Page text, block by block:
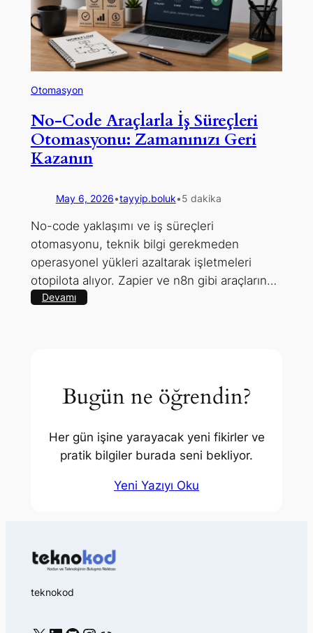
Yeni
Nesil
Verimlilik
Rehberi
Otomasyon
No-Code Araçlarla İş Süreçleri
Otomasyonu: Zamanınızı Geri
Kazanın
May 6, 2026•tayyip.boluk•5 dakika
No-code yaklaşımı ve iş süreçleri
otomasyonu, teknik bilgi gerekmeden
operasyonel yükleri azaltarak işletmeleri
otopilota alıyor. Zapier ve n8n gibi araçların…
Devamı:
Otomasyonu:
Zamanınızı
Kazanın
Bugün ne öğrendin?
Her gün işine yarayacak yeni fikirler ve
pratik bilgiler burada seni bekliyor.
Yeni Yazıyı Oku
teknokod